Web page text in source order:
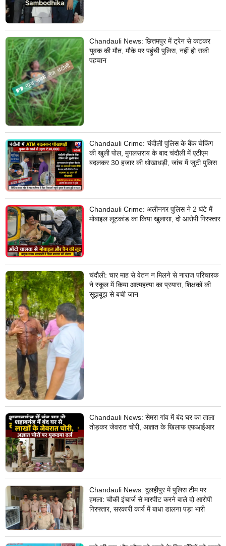
Chandauli News: छित्तमपुर में ट्रेन से कटकर
युवक की मौत, मौके पर पहुंची पुलिस, नहीं हो सकी
पहचान
Chandauli Crime: चंदौली पुलिस के बैंक चेकिंग
की खुली पोल, मुगलसराय के बाद चंदौली में एटीएम
बदलकर 30 हजार की धोखाधड़ी, जांच में जुटी पुलिस
Chandauli Crime: अलीनगर पुलिस ने 2 घंटे में
मोबाइल लूटकांड का किया खुलासा, दो आरोपी गिरफ्तार
चंदौली: चार माह से वेतन न मिलने से नाराज परिचारक
ने स्कूल में किया आत्महत्या का प्रयास, शिक्षकों की
सूझबूझ से बची जान
Chandauli News: सेमरा गांव में बंद घर का ताला
तोड़कर जेवरात चोरी, अज्ञात के खिलाफ एफआईआर
Chandauli News: दुलहीपुर में पुलिस टीम पर
हमला: चौकी इंचार्ज से मारपीट करने वाले दो आरोपी
गिरफ्तार, सरकारी कार्य में बाधा डालना पड़ा भारी